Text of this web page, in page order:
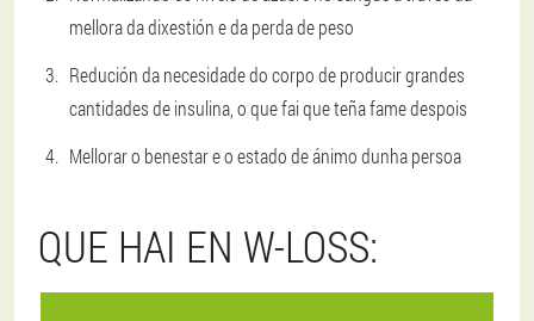
mellora da dixestión e da perda de peso
Redución da necesidade do corpo de producir grandes
cantidades de insulina, o que fai que teña fame despois
Mellorar o benestar e o estado de ánimo dunha persoa
QUE HAI EN W-LOSS: